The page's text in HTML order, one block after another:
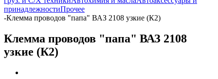
принадлежностиПрочее
-Клемма проводов "папа" ВАЗ 2108 узкие (К2)
Клемма проводов "папа" ВАЗ 2108
узкие (К2)